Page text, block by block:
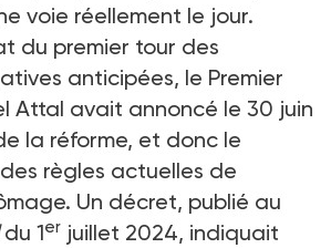
voie réellement le jour.
du premier tour des
anticipées, le Premier
Attal avait annoncé le 30 juin
la réforme, et donc le
règles actuelles de
Un décret, publié au
du 1er juillet 2024, indiquait